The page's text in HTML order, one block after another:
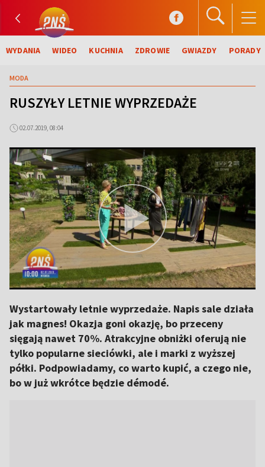
WYDANIA WIDEO KUCHNIA ZDROWIE GWIAZDY PORADY
MODA
RUSZYŁY LETNIE WYPRZEDAŻE
02.07.2019, 08:04
Wystartowały letnie wyprzedaże. Napis sale działa
jak magnes! Okazja goni okazję, bo przeceny
sięgają nawet 70%. Atrakcyjne obniżki oferują nie
tylko popularne sieciówki, ale i marki z wyższej
półki. Podpowiadamy, co warto kupić, a czego nie,
bo w już wkrótce będzie démodé.